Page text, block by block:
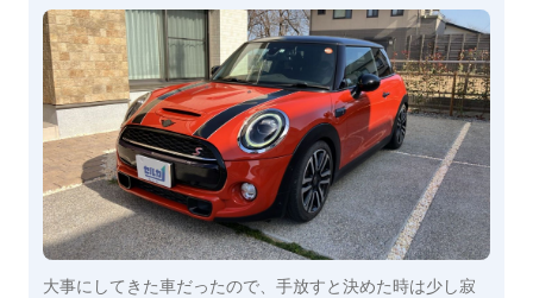
大事にしてきた車だったので、手放すと決めた時は少し寂